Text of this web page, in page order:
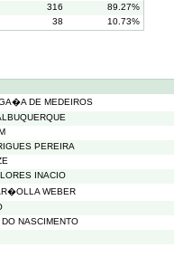
316
89.27%
38 10.73%
DE MEDEIROS
PEREIRA
INACIO
WEBER
NASCIMENTO